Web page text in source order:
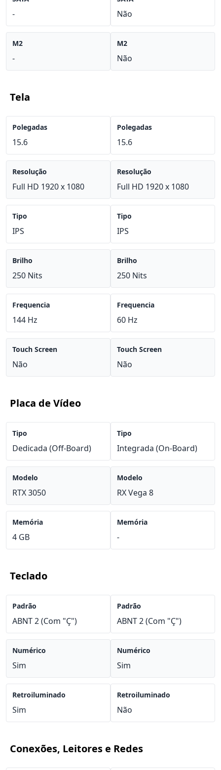
-
M2
-
Não
M2
Não
Tela
Polegadas
15.6
Resolução
Full HD 1920 x 1080
Tipo
IPS
Brilho
250 Nits
Frequencia
144 Hz
Touch Screen
Não
Polegadas
15.6
Resolução
Full HD 1920 x 1080
Tipo
IPS
Brilho
250 Nits
Frequencia
60 Hz
Touch Screen
Não
Placa de Vídeo
Tipo
Dedicada (Off-Board)
Modelo
RTX 3050
Memória
4 GB
Tipo
Integrada (On-Board)
Modelo
RX Vega 8
Memória
-
Teclado
Padrão
ABNT 2 (Com "Ç")
Numérico
Sim
Retroiluminado
Sim
Padrão
ABNT 2 (Com "Ç")
Numérico
Sim
Retroiluminado
Não
Conexões, Leitores e Redes